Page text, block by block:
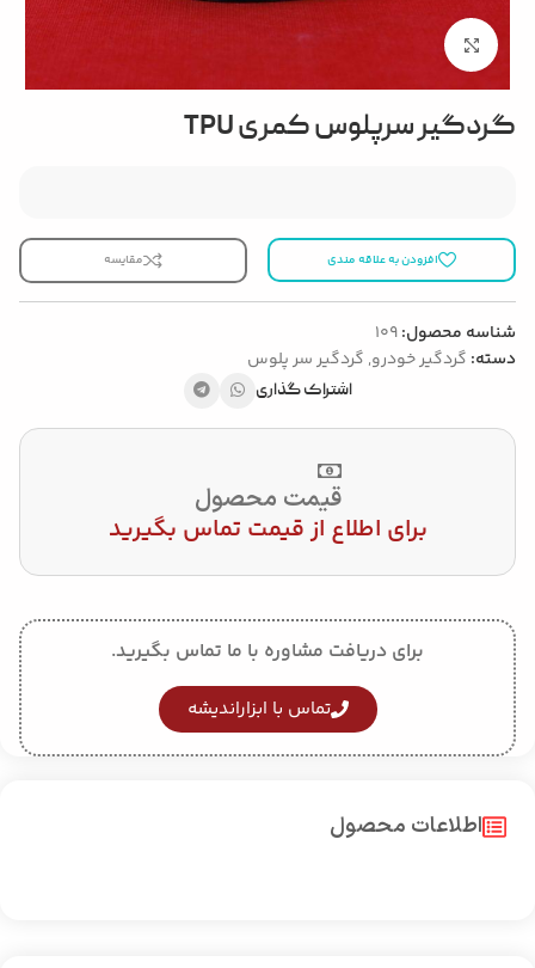
بزرگنمایی تصویر
گردگیر سرپلوس کمری TPU
افزودن به علاقه مندی مقایسه
شناسه محصول:109
دسته: گردگیر خودرو, گردگیر سر پلوس
اشتراک گذاری
قیمت محصول
برای اطلاع از قیمت تماس بگیرید
برای دریافت مشاوره با ما تماس بگیرید.
تماس با ابزاراندیشه
اطلاعات محصول